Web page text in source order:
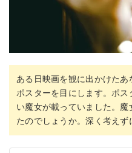
ある日映画を観に出かけた
ポスターを目にします。ポ
い魔女が載っていました。
たのでしょうか。深く考えず